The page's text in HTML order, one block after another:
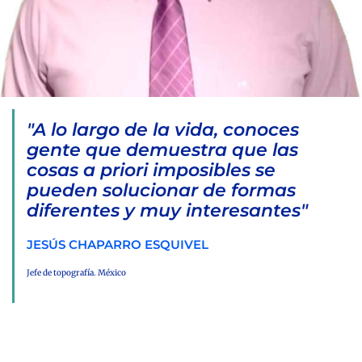
"A lo largo de la vida, conoces
gente que demuestra que las
cosas a priori imposibles se
pueden solucionar de formas
diferentes y muy interesantes"
JESÚS CHAPARRO ESQUIVEL
Jefe de topografía. México